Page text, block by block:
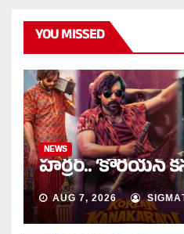
YOU MISSED
NEWS
హర్రర్.. ‘కొరియన్
AUG 7, 2026